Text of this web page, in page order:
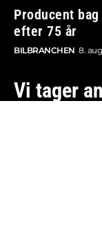
Producent
efter 75 år
BILBRANCHEN 8.
Vi tager